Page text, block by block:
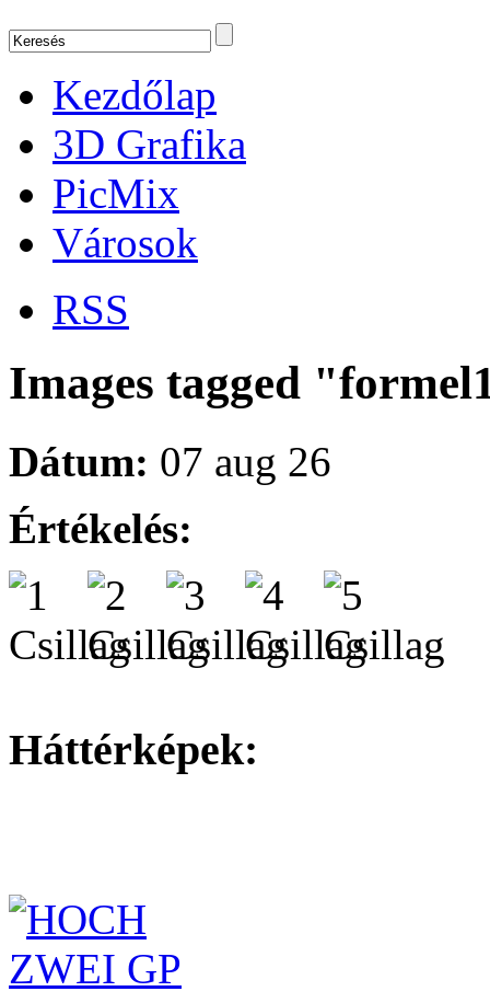
Kezdőlap
3D Grafika
PicMix
Városok
RSS
Images tagged
Dátum: 07 aug 26
Értékelés:
Háttérképek: